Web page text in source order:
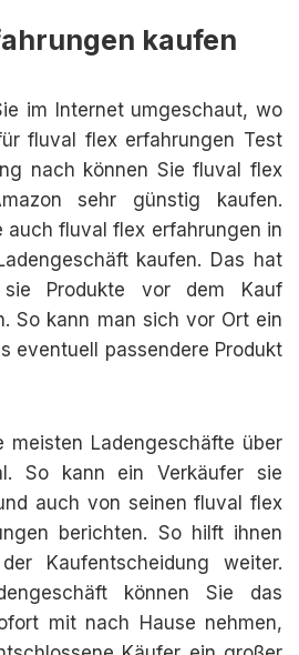
kaufen
im Internet umgeschaut, wo
fluval flex erfahrungen Test
nach können Sie fluval flex
sehr günstig kaufen.
auch fluval flex erfahrungen in
kaufen. Das hat
Produkte vor dem Kauf
So kann man sich vor Ort ein
eventuell passendere Produkt
meisten Ladengeschäfte über
So kann ein Verkäufer sie
auch von seinen fluval flex
berichten. So hilft ihnen
Kaufentscheidung weiter.
können Sie das
mit nach Hause nehmen,